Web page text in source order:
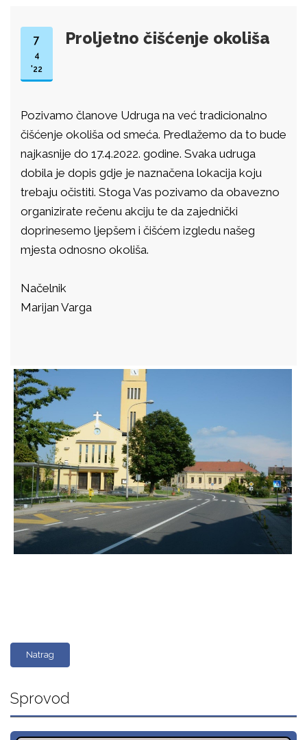
7
4
'22
Proljetno čišćenje okoliša
Pozivamo članove Udruga na već tradicionalno
čišćenje okoliša od smeća. Predlažemo da to bude
najkasnije do 17.4.2022. godine. Svaka udruga
dobila je dopis gdje je naznačena lokacija koju
trebaju očistiti. Stoga Vas pozivamo da obavezno
organizirate rečenu akciju te da zajednički
doprinesemo ljepšem i čišćem izgledu našeg
mjesta odnosno okoliša.
Načelnik
Marijan Varga
Natrag
Sprovod